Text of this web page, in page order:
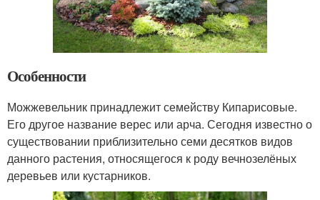
Особенности
Можжевельник принадлежит семейству Кипарисовые.
Его другое название верес или арча. Сегодня известно о
существовании приблизительно семи десятков видов
данного растения, относящегося к роду вечнозелёных
деревьев или кустарников.